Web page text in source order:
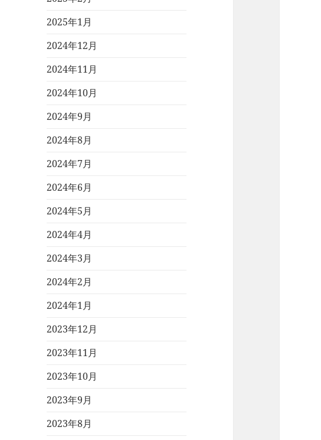
2025年1月
2024年12月
2024年11月
2024年10月
2024年9月
2024年8月
2024年7月
2024年6月
2024年5月
2024年4月
2024年3月
2024年2月
2024年1月
2023年12月
2023年11月
2023年10月
2023年9月
2023年8月